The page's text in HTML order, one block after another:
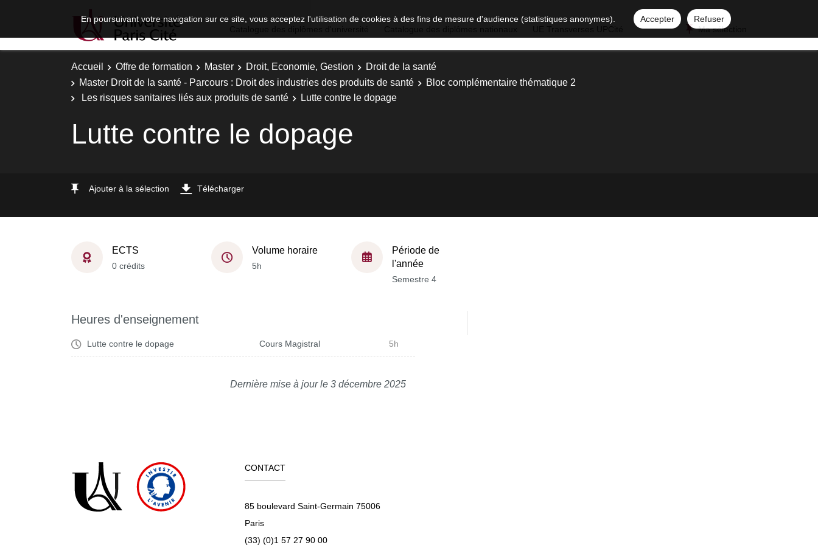
En poursuivant votre navigation sur ce site, vous acceptez l'utilisation de cookies à des fins de mesure d'audience (statistiques anonymes). Accepter
Refuser
Ma sélection
Accueil Offre de formation Master Droit, Economie, Gestion
Droit de la santé
Master Droit de la santé - Parcours : Droit des industries des produits de santé
Bloc complémentaire thématique 2
Les risques sanitaires liés aux produits de santé
Lutte contre le dopage
Lutte contre le dopage
Ajouter à la sélection Télécharger
ECTS
0 crédits
Volume horaire
5h
Période de
l'année
Semestre 4
Heures d'enseignement
Lutte contre le dopage Cours Magistral 5h
Dernière mise à jour le 3 décembre 2025
CONTACT
85 boulevard Saint-Germain 75006
Paris
(33) (0)1 57 27 90 00